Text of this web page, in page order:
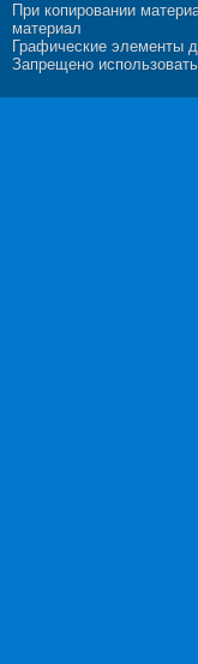
При копировании
материал
Графические элементы
Запрещено